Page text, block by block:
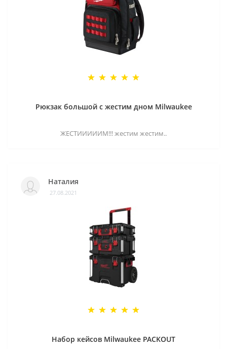
Рюкзак большой с жестим дном Milwaukee
ЖЕСТИИИИИМ!!! жестим жестим..
Наталия
27.08.2021
Набор кейсов Milwaukee PACKOUT